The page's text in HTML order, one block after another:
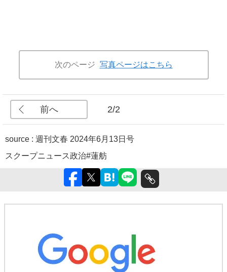
次のページ 写真ページはこちら
前へ 2/2
source : 週刊文春 2024年6月13日号
スクープニュース政治#蓮舫